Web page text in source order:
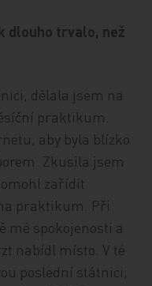
dlouho trvalo, než
dělala jsem na
praktikum.
aby byla blízko
Zkusila jsem
zařídit
praktikum. Při
mé spokojenosti a
nabídl místo. V té
poslední státnici,